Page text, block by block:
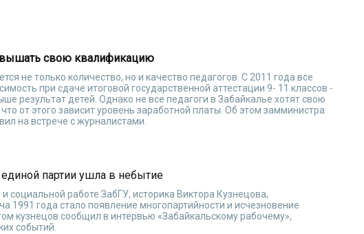
свою квалификацию
не только количество, но и качество педагогов. С 2011 года все
при сдаче итоговой государственной аттестации 9- 11 классов -
результат детей. Однако не все педагоги в Забайкалье хотят свою
от этого зависит уровень заработной платы. Об этом замминистра
на встрече с журналистами.
партии ушла в небытие
социальной работе ЗабГУ, историка Виктора Кузнецова,
1991 года стало появление многопартийности и исчезновение
кузнецов сообщил в интервью «Забайкальскому рабочему»,
событий.